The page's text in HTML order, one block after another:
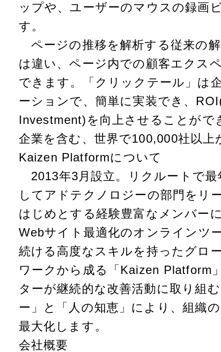
ップや、ユーザーのマウスの録画
す。
ページの推移を解析する従来の
は違い、ページ内での顧客エクス
できます。「クリックテール」は
ーションで、簡単に実装でき、
Investment)を向上させることがで
企業を含む、世界で100,000社以
Kaizen Platformについて
2013年3月設立。リクルートで
してアドテクノロジーの部門をリ
はじめとする経験豊富なメンバー
Webサイト最適化のオンラインツ
続ける高度なスキルを持ったグロ
ワークから成る「Kaizen Platform
ターが継続的な改善活動に取り組
ー」と「人の知恵」により、組織
最大化します。
会社概要